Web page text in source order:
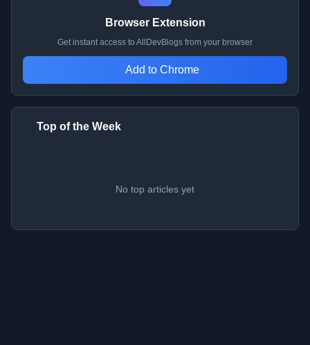
Browser Extension
Get instant access to AllDevBlogs from your browser
Add to Chrome
Top of the Week
No top articles yet